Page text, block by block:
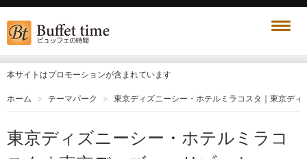
本サイトはプロモーションが含まれています
ホーム テーマパーク 東京ディズニーシー・ホテルミラコスタ｜東京ディ
東京ディズニーシー・ホテルミラコ